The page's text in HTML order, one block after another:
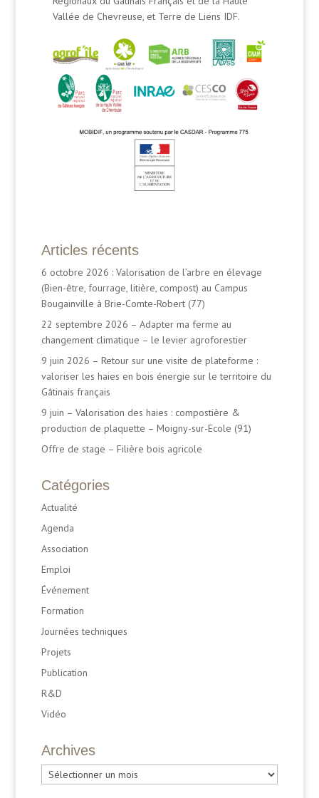
Vallée de Chevreuse, et Terre de Liens IDF.
Articles récents
6 octobre 2026 : Valorisation de l’arbre en élevage
(Bien-être, fourrage, litière, compost) au Campus
Bougainville à Brie-Comte-Robert (77)
22 septembre 2026 – Adapter ma ferme au
changement climatique – le levier agroforestier
9 juin 2026 – Retour sur une visite de plateforme :
valoriser les haies en bois énergie sur le territoire du
Gâtinais français
9 juin – Valorisation des haies : compostière &
production de plaquette – Moigny-sur-Ecole (91)
Offre de stage – Filière bois agricole
Catégories
Actualité
Agenda
Association
Emploi
Événement
Formation
Journées techniques
Projets
Publication
R&D
Vidéo
Archives
Archives